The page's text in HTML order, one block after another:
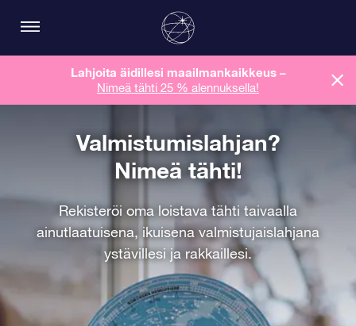
Lahjoita äidillesi maailmankaikkeus –
Nimeä tähti 25 % alennuksella!
Valmistumislahjan?
Nimeä tähti!
Rekisteröi oma loistava tähti taivaalla
ainutlaatuisena, ikuisena valmistujaislahjana
ystävillesi ja rakkaillesi.